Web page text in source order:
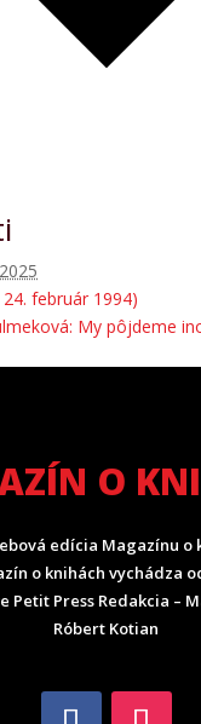
február 1994)
My pôjdeme
O
edícia Magazínu o
o knihách vychádza
Petit Press Redakcia –
Róbert Kotian